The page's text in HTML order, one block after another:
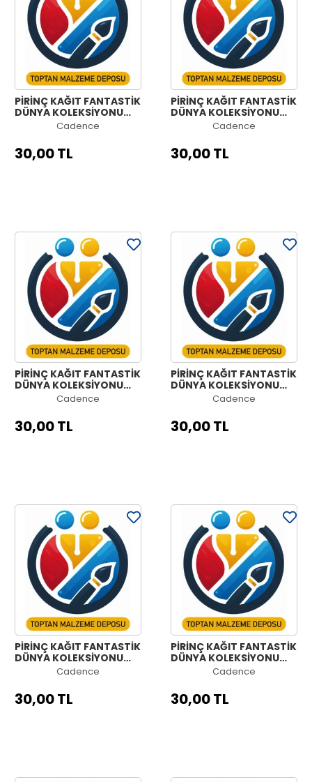
PİRİNÇ KAĞIT FANTASTİK
DÜNYA KOLEKSİYONU
MODEL 1256 30X42
Cadence
30,00 TL
PİRİNÇ KAĞIT FANTASTİK
DÜNYA KOLEKSİYONU
MODEL 1255 30X42
Cadence
30,00 TL
PİRİNÇ KAĞIT FANTASTİK
DÜNYA KOLEKSİYONU
MODEL 1254 30X42
Cadence
30,00 TL
PİRİNÇ KAĞIT FANTASTİK
DÜNYA KOLEKSİYONU
MODEL 1253 30X42
Cadence
30,00 TL
PİRİNÇ KAĞIT FANTASTİK
DÜNYA KOLEKSİYONU
MODEL 1252 30X42
Cadence
30,00 TL
PİRİNÇ KAĞIT FANTASTİK
DÜNYA KOLEKSİYONU
MODEL 1251 30X42
Cadence
30,00 TL